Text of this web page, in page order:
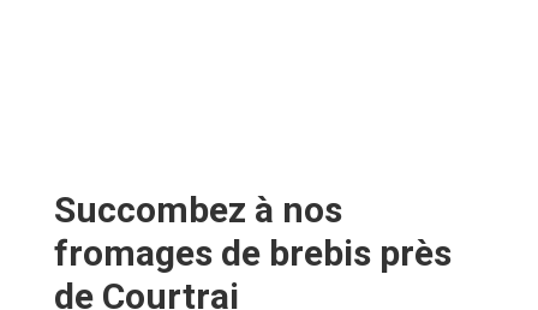
Succombez à nos
fromages de brebis près
de Courtrai